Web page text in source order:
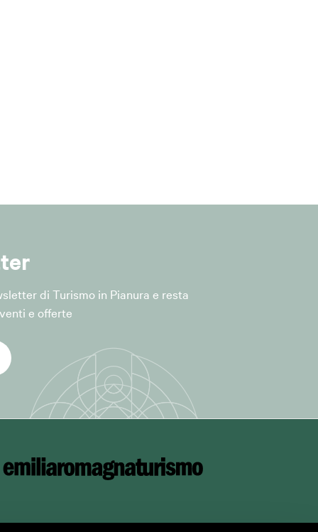
di Turismo in Pianura e resta
e offerte
è
iniziative e
6, par. 1,
del